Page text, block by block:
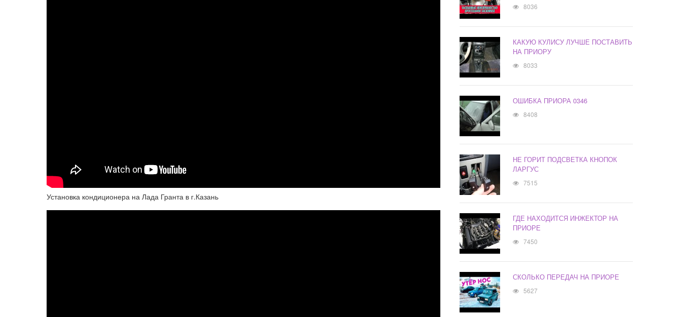
Установка кондиционера на Лада Гранта в г.Казань
8036
КАКУЮ КУЛИСУ ЛУЧШЕ ПОСТАВИТЬ
НА ПРИОРУ
8033
ОШИБКА ПРИОРА 0346
8408
НЕ ГОРИТ ПОДСВЕТКА КНОПОК
ЛАРГУС
7515
ГДЕ НАХОДИТСЯ ИНЖЕКТОР НА
ПРИОРЕ
7450
СКОЛЬКО ПЕРЕДАЧ НА ПРИОРЕ
5627